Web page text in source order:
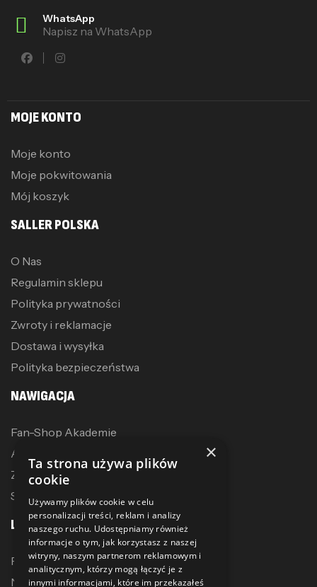
WhatsApp
Napisz na WhatsApp
MOJE KONTO
Moje konto
Moje pokwitowania
Mój koszyk
SALLER POLSKA
O Nas
Regulamin sklepu
Polityka prywatności
Zwroty i reklamacje
Dostawa i wysyłka
Polityka bezpieczeństwa
NAWIGACJA
Fan-Shop Akademie
Akcesoria treningowe
Zostań dystrybutorem
Sublimacja
LINKI
Promocje
Nowe produkty
×
Ta strona używa plików
cookie
Używamy plików cookie w celu
personalizacji treści, reklam i analizy
naszego ruchu. Udostępniamy również
informacje o tym, jak korzystasz z naszej
witryny, naszym partnerom reklamowym i
analitycznym, którzy mogą łączyć je z
innymi informacjami, które im przekazałeś